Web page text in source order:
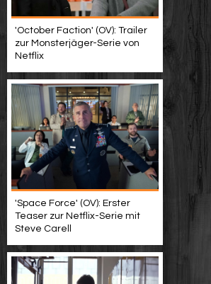
'October Faction' (OV): Trailer
zur Monsterjäger-Serie von
Netflix
'Space Force' (OV): Erster
Teaser zur Netflix-Serie mit
Steve Carell